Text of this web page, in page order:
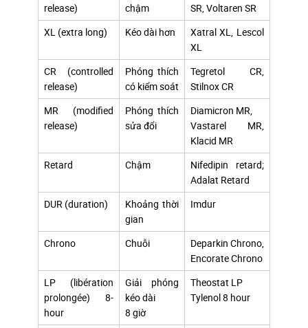
release)
chậm
SR, Voltaren SR
XL (extra long)
Kéo dài hơn
Xatral XL, Lescol
XL
CR (controlled
release)
Phóng thích
có kiểm soát
Tegretol CR,
Stilnox CR
MR (modified
release)
Phóng thích
sửa đổi
Diamicron MR,
Vastarel MR,
Klacid MR
Retard
Chậm
Nifedipin retard;
Adalat Retard
DUR (duration)
Khoảng thời
gian
Imdur
Chrono Chuỗi
Deparkin Chrono,
Encorate Chrono
LP (libération
prolongée) 8-
hour
Giải phóng
kéo dài
8 giờ
Theostat LP
Tylenol 8 hour